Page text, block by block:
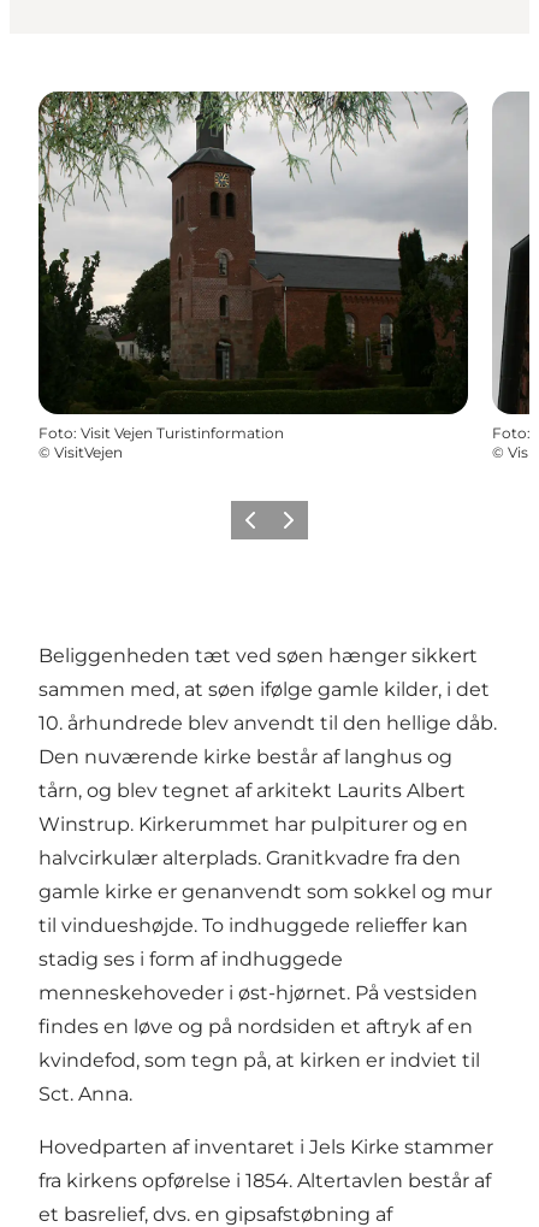
Foto: Visit Vejen Turistinformation
© VisitVejen
Foto:
©
Forrige billede
Næste billede
Beliggenheden tæt ved søen hænger sikkert
sammen med, at søen ifølge gamle kilder, i det
10. århundrede blev anvendt til den hellige dåb.
Den nuværende kirke består af langhus og
tårn, og blev tegnet af arkitekt Laurits Albert
Winstrup. Kirkerummet har pulpiturer og en
halvcirkulær alterplads. Granitkvadre fra den
gamle kirke er genanvendt som sokkel og mur
til vindueshøjde. To indhuggede relieffer kan
stadig ses i form af indhuggede
menneskehoveder i øst-hjørnet. På vestsiden
findes en løve og på nordsiden et aftryk af en
kvindefod, som tegn på, at kirken er indviet til
Sct. Anna.
Hovedparten af inventaret i Jels Kirke stammer
fra kirkens opførelse i 1854. Altertavlen består af
et basrelief, dvs. en gipsafstøbning af